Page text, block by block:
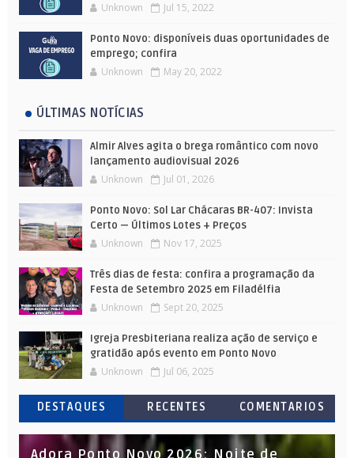
Unknown Jul 15, 2022
Ponto Novo: disponíveis duas oportunidades de
emprego; confira
Unknown May 20, 2022
ÚLTIMAS NOTÍCIAS
Almir Alves agita o brega romântico com novo
lançamento audiovisual 2026
Unknown Jul 01, 2026
Ponto Novo: Sol Lar Chácaras BR-407: Invista
Certo — Últimos Lotes + Preços
Unknown Nov 17, 2025
Três dias de festa: confira a programação da
Festa de Setembro 2025 em Filadélfia
Unknown Sept 20, 2025
Igreja Presbiteriana realiza ação de serviço e
gratidão após evento em Ponto Novo
Unknown Jul 06, 2025
DESTAQUES RECENTES COMENTARIOS
Adora Ponto Novo 2026: Noite de